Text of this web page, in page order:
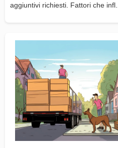
aggiuntivi richiesti. Fattori che infl...